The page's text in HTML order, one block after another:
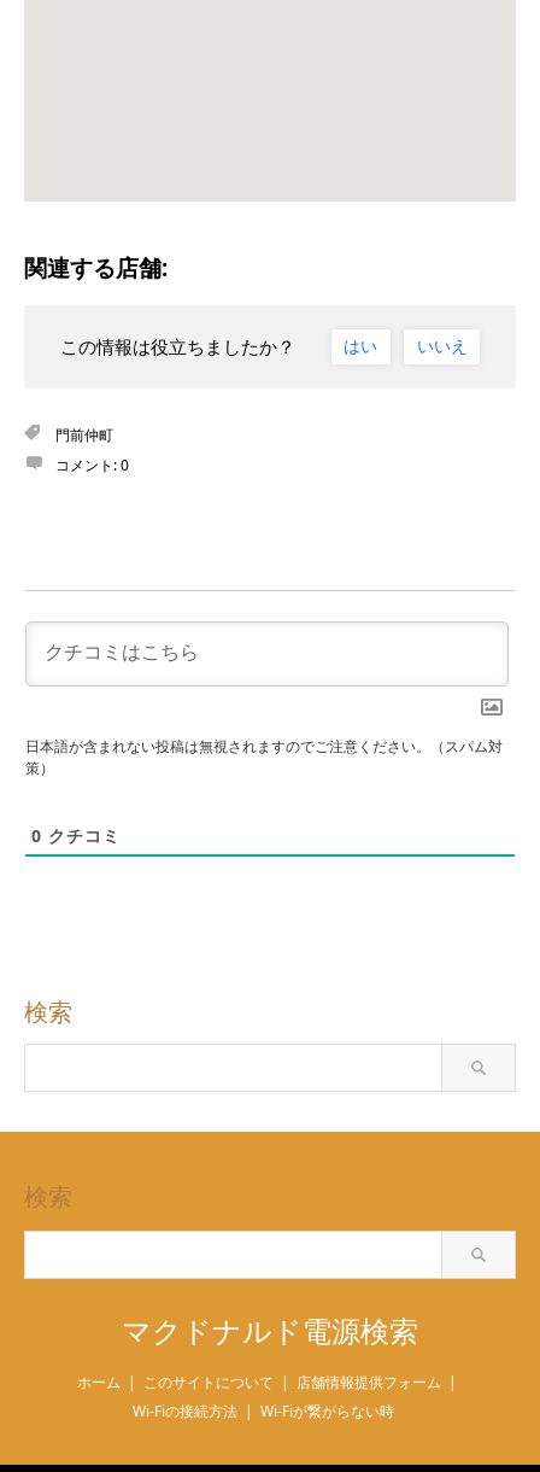
関連する店舗:
この情報は役立ちましたか？ はい いいえ
門前仲町
コメント:0
日本語が含まれない投稿は無視されますのでご注意ください。（スパム対
策）
0 クチコミ
検索
検索
マクドナルド電源検索
ホーム このサイトについて
店舗情報提供フォーム
Wi-Fiの接続方法
Wi-Fiが繋がらない時